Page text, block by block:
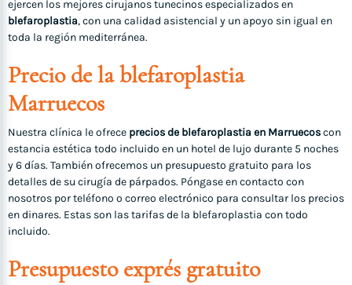
ejercen los mejores cirujanos tunecinos especializados en
blefaroplastia, con una calidad asistencial y un apoyo sin igual en
toda la región mediterránea.
Precio de la blefaroplastia
Marruecos
Nuestra clínica le ofrece precios de blefaroplastia en Marruecoscon
estancia estética todo incluido en un hotel de lujo durante 5 noches
y 6 días. También ofrecemos un presupuesto gratuito para los
detalles de su cirugía de párpados. Póngase en contacto con
nosotros por teléfono o correo electrónico para consultar los precios
en dinares. Estas son las tarifas de la blefaroplastia con todo
incluido.
Presupuesto exprés gratuito